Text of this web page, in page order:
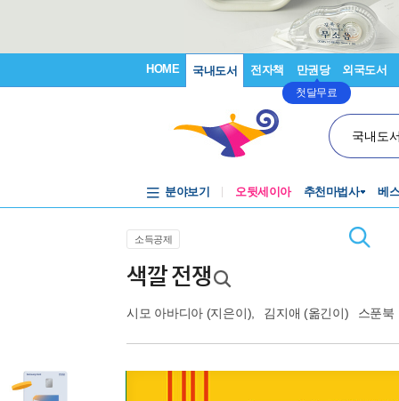
HOME 국내도서 전자책 만권당
첫달무료
외국도서
국내도
분야보기 오뒷세이아 추천마법사 베
소득공제
색깔 전쟁
시모 아바디아 (지은이), 김지애 (옮긴이) 스푼북